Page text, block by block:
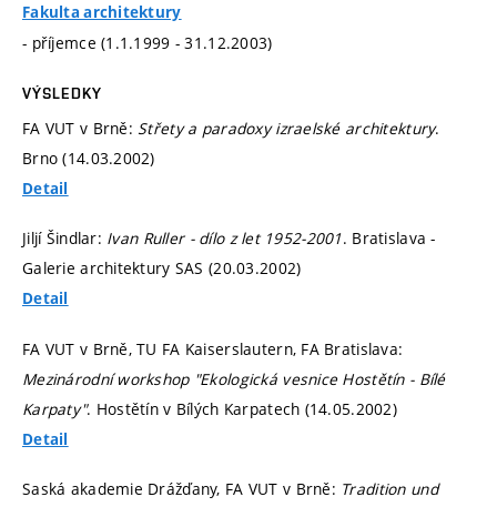
Fakulta architektury
- příjemce (1.1.1999 - 31.12.2003)
VÝSLEDKY
FA VUT v Brně: Střety a paradoxy izraelské architektury.
Brno (14.03.2002)
Detail
Jiljí Šindlar: Ivan Ruller - dílo z let 1952-2001. Bratislava -
Galerie architektury SAS (20.03.2002)
Detail
FA VUT v Brně, TU FA Kaiserslautern, FA Bratislava:
Mezinárodní workshop "Ekologická vesnice Hostětín - Bílé
Karpaty". Hostětín v Bílých Karpatech (14.05.2002)
Detail
Saská akademie Drážďany, FA VUT v Brně: Tradition und